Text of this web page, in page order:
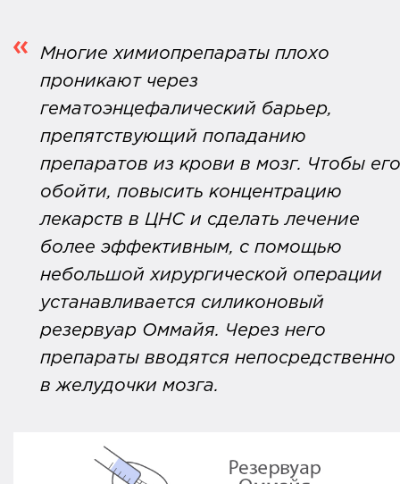
Многие химиопрепараты плохо
проникают через
гематоэнцефалический барьер,
препятствующий попаданию
препаратов из крови в мозг. Чтобы его
обойти, повысить концентрацию
лекарств в ЦНС и сделать лечение
более эффективным, с помощью
небольшой хирургической операции
устанавливается силиконовый
резервуар Оммайя. Через него
препараты вводятся непосредственно
в желудочки мозга.